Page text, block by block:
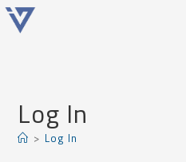
Log In
> Log In